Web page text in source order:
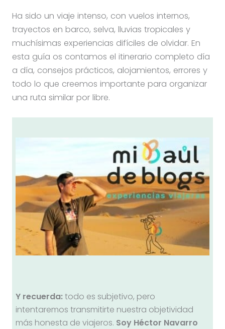
Ha sido un viaje intenso, con vuelos internos,
trayectos en barco, selva, lluvias tropicales y
muchísimas experiencias difíciles de olvidar. En
esta guía os contamos el itinerario completo día
a día, consejos prácticos, alojamientos, errores y
todo lo que creemos importante para organizar
una ruta similar por libre.
Y recuerda:todo es subjetivo, pero
intentaremos transmitirte nuestra objetividad
más honesta de viajeros. Soy Héctor Navarro